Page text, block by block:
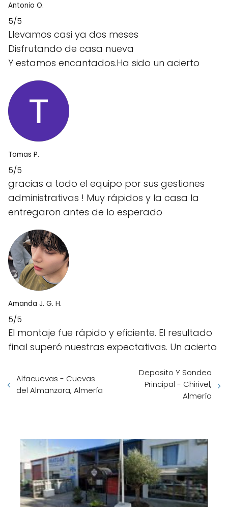
Antonio O.
5/5
Llevamos casi ya dos meses
Disfrutando de casa nueva
Y estamos encantados.Ha sido un acierto
Tomas P.
5/5
gracias a todo el equipo por sus gestiones
administrativas ! Muy rápidos y la casa la
entregaron antes de lo esperado
Amanda J. G. H.
5/5
El montaje fue rápido y eficiente. El resultado
final superó nuestras expectativas. Un acierto
Alfacuevas - Cuevas
del Almanzora, Almería
Deposito Y Sondeo
Principal - Chirivel,
Almería